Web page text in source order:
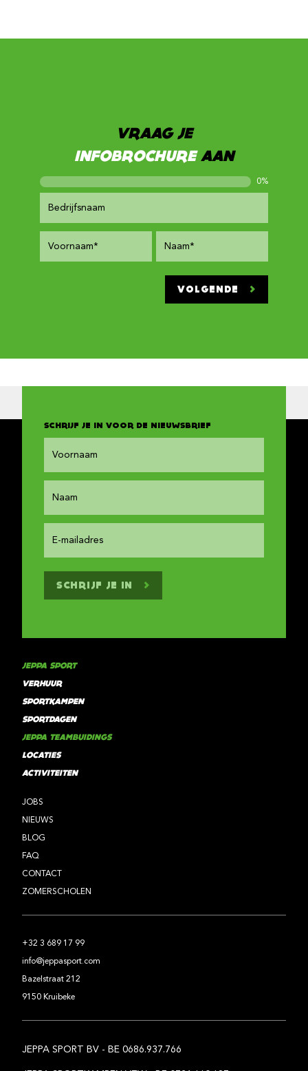
VRAAG JE
INFOBROCHUREAAN
0%
VOLGENDE
SCHRIJF JE IN VOOR DE NIEUWSBRIEF
SCHRIJF JE IN
JEPPA SPORT
VERHUUR
SPORTKAMPEN
SPORTDAGEN
JEPPA TEAMBUIDINGS
LOCATIES
ACTIVITEITEN
JOBS
NIEUWS
BLOG
FAQ
CONTACT
ZOMERSCHOLEN
+32 3 689 17 99
info@jeppasport.com
Bazelstraat 212
9150 Kruibeke
JEPPA SPORT BV - BE 0686.937.766